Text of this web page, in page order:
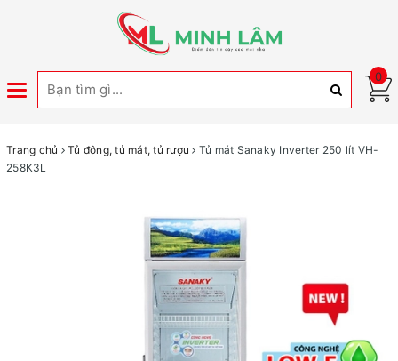
Toggle
0
Trang chủ Tủ đông, tủ mát, tủ rượu
Tủ mát Sanaky Inverter 250 lít VH-
258K3L